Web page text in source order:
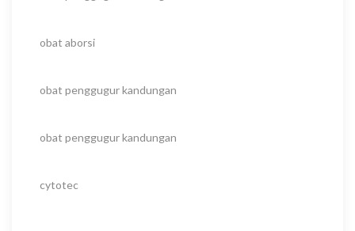
obat aborsi
obat penggugur kandungan
obat penggugur kandungan
cytotec